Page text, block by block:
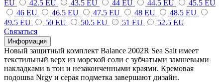
EU
42.5 EU 43.5 EU 44 EU 44.5 EU
45.5 EU
46 EU
46.5 EU 47.5 EU 48 EU
48.5 EU
49.5 EU
50 EU 50.5 EU 51 EU
52.5 EU
Связаться
Информация
Новый защитный комплект Balance 2002R Sea Salt имеет
текстильный верх из морской соли с зубчатыми замшевыми
накладками в тон и незаконченными краями. Кремовая
подошва Nrgy и серая подметка завершают дизайн.